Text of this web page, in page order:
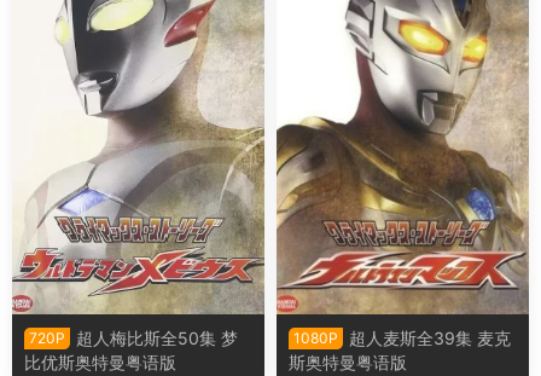
720P
超人梅比斯全50集 梦
比优斯奥特曼粤语版
1080P
超人麦斯全39集 麦克
斯奥特曼粤语版